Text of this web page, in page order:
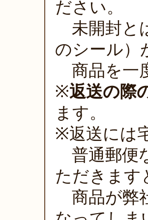
ださい。
未開封と
のシール）
商品を一
※返送の際
ます。
※返送には
普通郵便
ただきます
商品が弊